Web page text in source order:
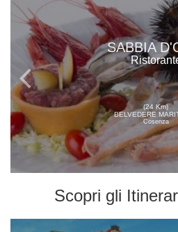
SABBIA
(24 Km)
BELVEDERE
Cosenza
Scopri gli